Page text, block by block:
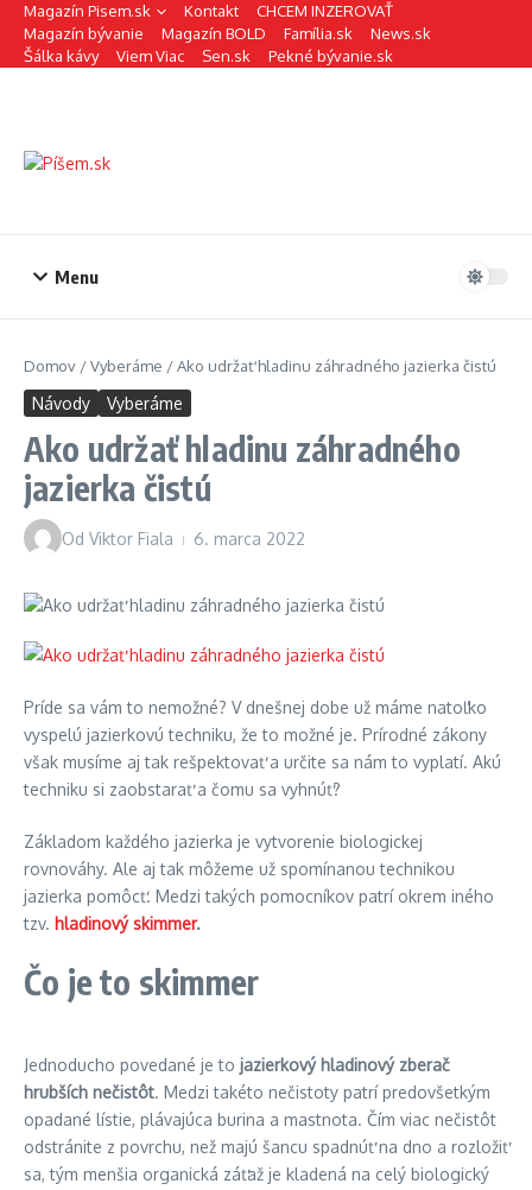
Preskočiť na obsah
Magazín Pisem.sk Kontakt
CHCEM INZEROVAŤ
Magazín bývanie
Magazín BOLD Família.sk
News.sk
Šálka kávy
Viem Viac Sen.sk Pekné bývanie.sk
Menu
Domov /Vyberáme /Ako udržať hladinu záhradného jazierka čistú
Návody Vyberáme
Ako udržať hladinu záhradného
jazierka čistú
Od Viktor Fiala 6. marca 2022
Príde sa vám to nemožné? V dnešnej dobe už máme natoľko
vyspelú jazierkovú techniku, že to možné je. Prírodné zákony
však musíme aj tak rešpektovať a určite sa nám to vyplatí. Akú
techniku si zaobstarať a čomu sa vyhnúť?
Základom každého jazierka je vytvorenie biologickej
rovnováhy. Ale aj tak môžeme už spomínanou technikou
jazierka pomôcť. Medzi takých pomocníkov patrí okrem iného
tzv. hladinový skimmer.
Čo je to skimmer
Jednoducho povedané je to jazierkový hladinový zberač
hrubších nečistôt. Medzi takéto nečistoty patrí predovšetkým
opadané lístie, plávajúca burina a mastnota. Čím viac nečistôt
odstránite z povrchu, než majú šancu spadnúť na dno a rozložiť
sa, tým menšia organická záťaž je kladená na celý biologický